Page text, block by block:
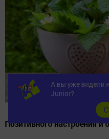
Позитивного настроения и
А вы уже видели
Junior?